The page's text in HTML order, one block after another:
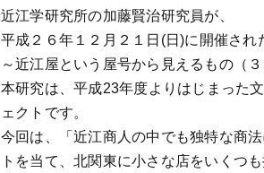
近江学研究所の加藤賢治研究員が、
平成２６年１２月２１日(日)に開催さ
～近江屋という屋号から見えるもの（
本研究は、平成23年度よりはじまった
ェクトです。
今回は、「近江商人の中でも独特な商
トを当て、北関東に小さな店をいくつ